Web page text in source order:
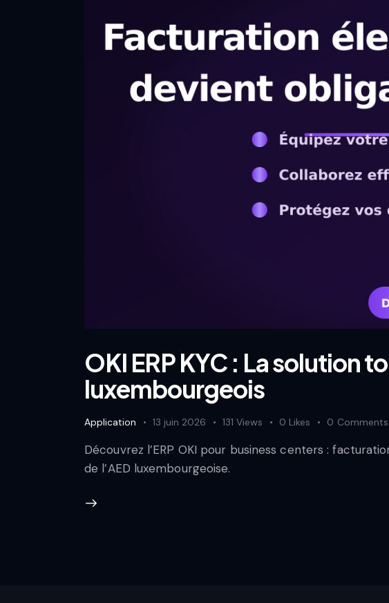
OKI ERP KYC : La solution
luxembourgeois
Application 13 juin 2026 131 Views 0 Likes 0 Comments
Découvrez l’ERP OKI pour business centers :
de l’AED luxembourgeoise.